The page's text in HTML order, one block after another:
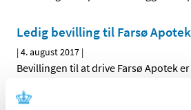
Ledig bevilling til Farsø Apotek
|4. august 2017 |
Bevillingen til at drive Farsø Apotek